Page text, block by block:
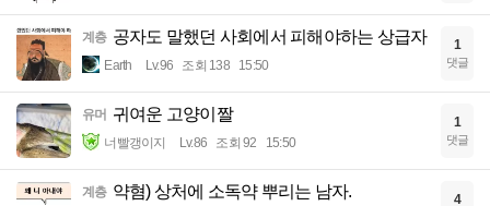
계층 공자도 말했던 사회에서 피해야하는 상급자
Earth Lv.96 조회 138 15:50
1
댓글
유머 귀여운 고양이짤
너빨갱이지 Lv.86 조회 92 15:50
1
댓글
계층 약혐) 상처에 소독약 뿌리는 남자. 4